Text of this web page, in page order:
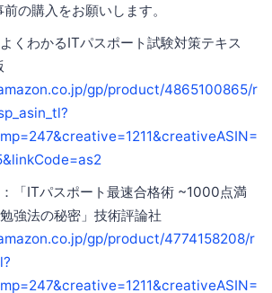
の購入をお願いします。
くわかるITパスポート試験対策テキス
gp/product/4865100865/r
「ITパスポート最速合格術 ~1000点満
強法の秘密」技術評論社
gp/product/4774158208/r